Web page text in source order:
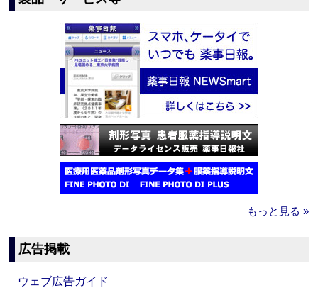
もっと見る »
広告掲載
ウェブ広告ガイド